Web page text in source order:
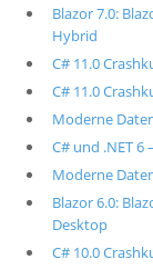
Blazor 7.0:
Hybrid
C# 11.0
C# 11.0
Moderne
C# und .NET 6
Moderne
Blazor 6.0:
Desktop
C# 10.0